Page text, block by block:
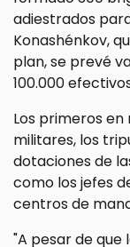
adiestrados
Konashénkov,
plan, se prevé
100.000
Los primeros
militares, los
dotaciones de
como los jefes
centros de
"A pesar de que